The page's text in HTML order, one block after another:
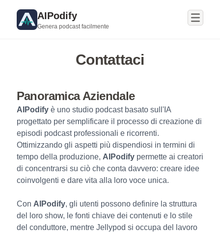
AIPodify
Genera podcast facilmente
Contattaci
Panoramica Aziendale
AIPodifyè uno studio podcast basato sull'IA
progettato per semplificare il processo di creazione di
episodi podcast professionali e ricorrenti.
Ottimizzando gli aspetti più dispendiosi in termini di
tempo della produzione, AIPodifypermette ai creatori
di concentrarsi su ciò che conta davvero: creare idee
coinvolgenti e dare vita alla loro voce unica.
Con AIPodify, gli utenti possono definire la struttura
del loro show, le fonti chiave dei contenuti e lo stile
del conduttore, mentre Jellypod si occupa del lavoro